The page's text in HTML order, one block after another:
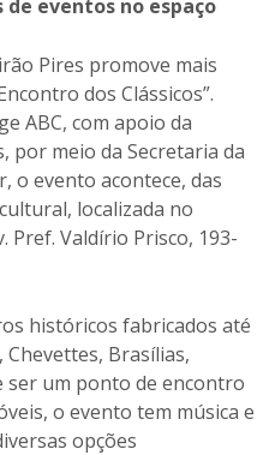
eventos no espaço
Pires promove mais
dos Clássicos”.
ABC, com apoio da
por meio da Secretaria da
o evento acontece, das
localizada no
Pref. Valdírio Prisco, 193-
históricos fabricados até
Chevettes, Brasílias,
ser um ponto de encontro
o evento tem música e
opções